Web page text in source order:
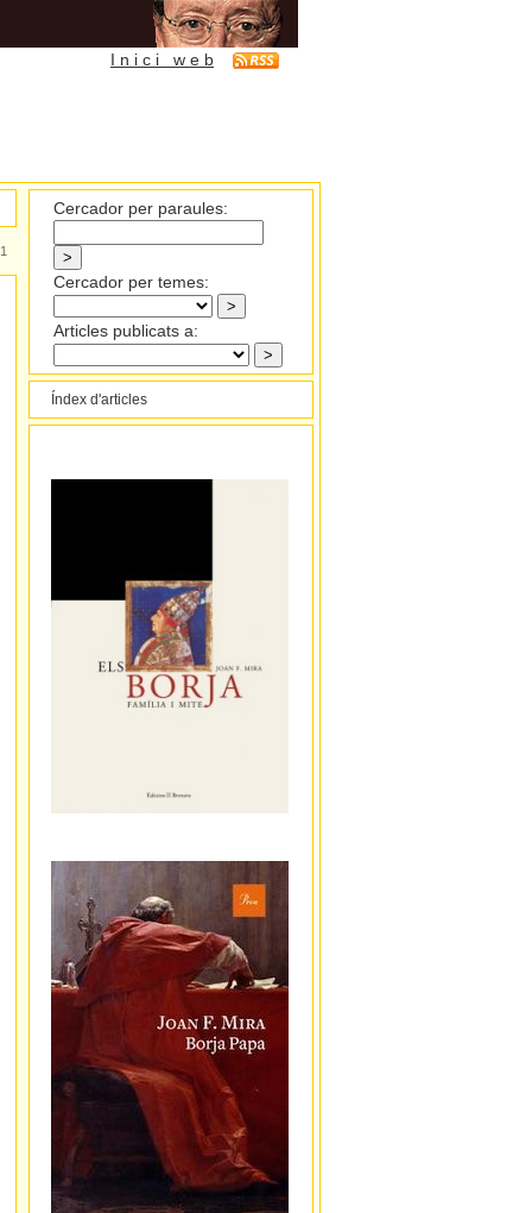
I n i c i w e b
1
Cercador per paraules:
Cercador per temes:
Articles publicats a:
Índex d'articles